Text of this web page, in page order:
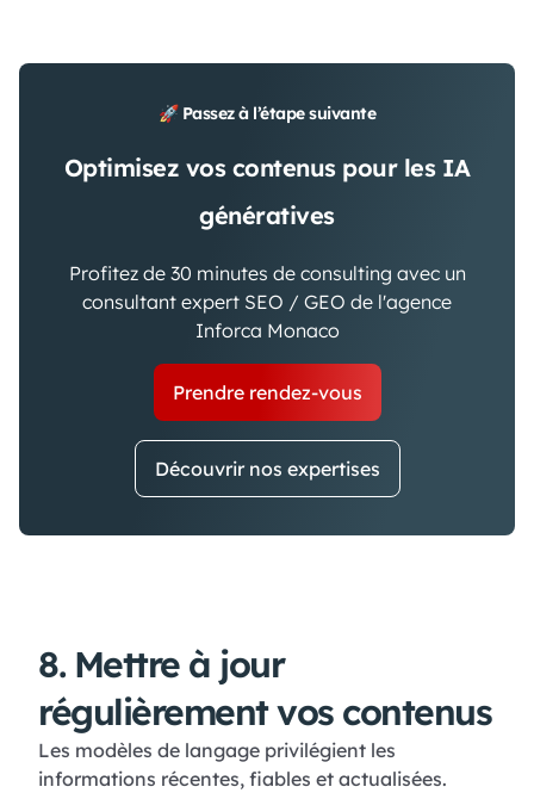
🚀 Passez à l’étape suivante
Optimisez vos contenus pour les IA
génératives
Profitez de 30 minutes de consulting avec un
consultant expert SEO / GEO de l'agence
Inforca Monaco
Prendre rendez-vous
Découvrir nos expertises
8. Mettre à jour
régulièrement vos contenus
Les modèles de langage privilégient les
informations récentes, fiables et actualisées.